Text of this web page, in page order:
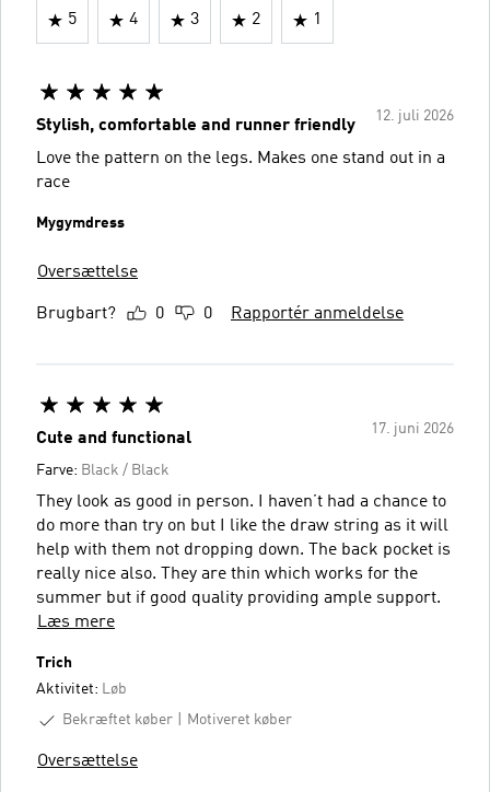
5 4 3 2 1
12. juli 2026
Stylish, comfortable and runner friendly
Love the pattern on the legs. Makes one stand out in a
race
Mygymdress
Oversættelse
Brugbart? 0 0 Rapportér anmeldelse
17. juni 2026
Cute and functional
Farve: Black / Black
They look as good in person. I haven’t had a chance to
do more than try on but I like the draw string as it will
help with them not dropping down. The back pocket is
really nice also. They are thin which works for the
summer but if good quality providing ample support.
Læs mere
Trich
Aktivitet: Løb
Bekræftet køber
Motiveret køber
Oversættelse